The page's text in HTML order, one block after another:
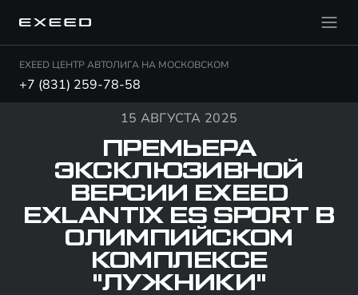
EXEED ЦЕНТР АВТОЛИГА НА МОСКОВСКОМ
+7 (831) 259-78-58
15 АВГУСТА 2025
ПРЕМЬЕРА
ЭКСКЛЮЗИВНОЙ
ВЕРСИИ EXEED
EXLANTIX ES SPORT В
ОЛИМПИЙСКОМ
КОМПЛЕКСЕ
"ЛУЖНИКИ"